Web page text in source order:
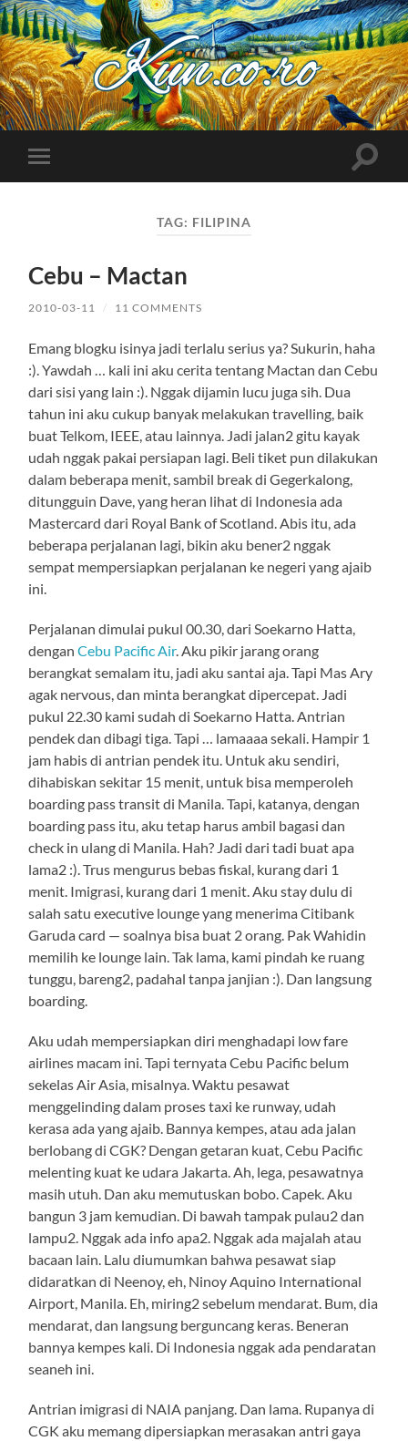
Kuncoro++
Toggle
mobile
Toggle
TAG: FILIPINA
Cebu – Mactan
2010-03-11 / 11 COMMENTS
Emang blogku isinya jadi terlalu serius ya? Sukurin, haha
:). Yawdah … kali ini aku cerita tentang Mactan dan Cebu
dari sisi yang lain :). Nggak dijamin lucu juga sih. Dua
tahun ini aku cukup banyak melakukan travelling, baik
buat Telkom, IEEE, atau lainnya. Jadi jalan2 gitu kayak
udah nggak pakai persiapan lagi. Beli tiket pun dilakukan
dalam beberapa menit, sambil break di Gegerkalong,
ditungguin Dave, yang heran lihat di Indonesia ada
Mastercard dari Royal Bank of Scotland. Abis itu, ada
beberapa perjalanan lagi, bikin aku bener2 nggak
sempat mempersiapkan perjalanan ke negeri yang ajaib
ini.
Perjalanan dimulai pukul 00.30, dari Soekarno Hatta,
denganCebu Pacific Air. Aku pikir jarang orang
berangkat semalam itu, jadi aku santai aja. Tapi Mas Ary
agak nervous, dan minta berangkat dipercepat. Jadi
pukul 22.30 kami sudah di Soekarno Hatta. Antrian
pendek dan dibagi tiga. Tapi … lamaaaa sekali. Hampir 1
jam habis di antrian pendek itu. Untuk aku sendiri,
dihabiskan sekitar 15 menit, untuk bisa memperoleh
boarding pass transit di Manila. Tapi, katanya, dengan
boarding pass itu, aku tetap harus ambil bagasi dan
check in ulang di Manila. Hah? Jadi dari tadi buat apa
lama2 :). Trus mengurus bebas fiskal, kurang dari 1
menit. Imigrasi, kurang dari 1 menit. Aku stay dulu di
salah satu executive lounge yang menerima Citibank
Garuda card — soalnya bisa buat 2 orang. Pak Wahidin
memilih ke lounge lain. Tak lama, kami pindah ke ruang
tunggu, bareng2, padahal tanpa janjian :). Dan langsung
boarding.
Aku udah mempersiapkan diri menghadapi low fare
airlines macam ini. Tapi ternyata Cebu Pacific belum
sekelas Air Asia, misalnya. Waktu pesawat
menggelinding dalam proses taxi ke runway, udah
kerasa ada yang ajaib. Bannya kempes, atau ada jalan
berlobang di CGK? Dengan getaran kuat, Cebu Pacific
melenting kuat ke udara Jakarta. Ah, lega, pesawatnya
masih utuh. Dan aku memutuskan bobo. Capek. Aku
bangun 3 jam kemudian. Di bawah tampak pulau2 dan
lampu2. Nggak ada info apa2. Nggak ada majalah atau
bacaan lain. Lalu diumumkan bahwa pesawat siap
didaratkan di Neenoy, eh, Ninoy Aquino International
Airport, Manila. Eh, miring2 sebelum mendarat. Bum, dia
mendarat, dan langsung berguncang keras. Beneran
bannya kempes kali. Di Indonesia nggak ada pendaratan
seaneh ini.
Antrian imigrasi di NAIA panjang. Dan lama. Rupanya di
CGK aku memang dipersiapkan merasakan antri gaya